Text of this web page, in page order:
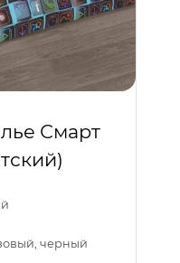
Смарт
черный